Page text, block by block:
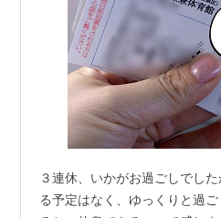
３連休、いかがお過ごしでし
る予定はなく、ゆっくりと過